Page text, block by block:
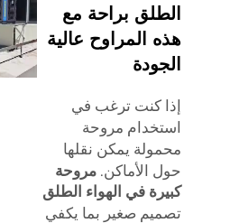
الطلق براحة مع
هذه المراوح عالية
الجودة
إذا كنت ترغب في
استخدام مروحة
محمولة يمكن نقلها
حول الأماكن. مروحة
كبيرة في الهواء الطلق
تصميم صغير بما يكفي